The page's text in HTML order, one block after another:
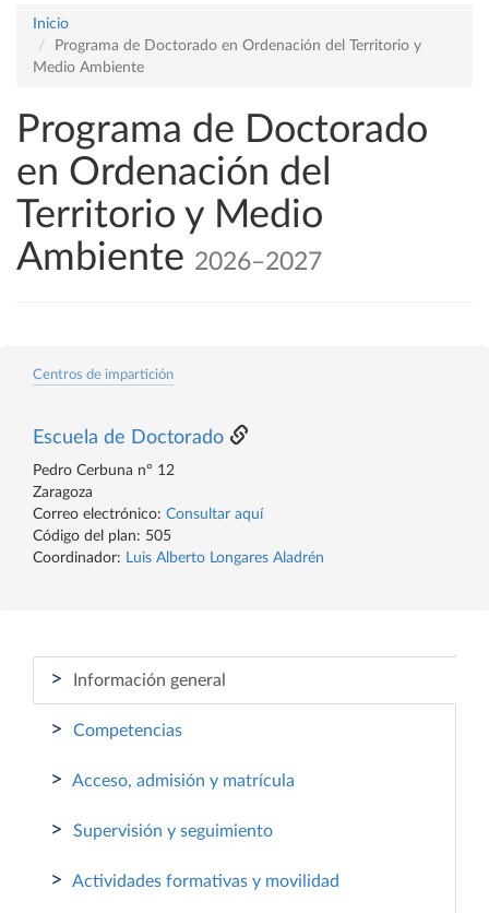
Inicio
Programa de Doctorado en Ordenación del Territorio y
Medio Ambiente
Programa de Doctorado
en Ordenación del
Territorio y Medio
Ambiente 2026–2027
Centros de impartición
Escuela de Doctorado
Pedro Cerbuna nº 12
Zaragoza
Correo electrónico: Consultar aquí
Código del plan: 505
Coordinador: Luis Alberto Longares Aladrén
> Información general
> Competencias
> Acceso, admisión y matrícula
> Supervisión y seguimiento
> Actividades formativas y movilidad